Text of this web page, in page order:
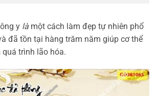
y là một cách làm đẹp tự nhiên phổ
đã tồn tại hàng trăm năm giúp cơ thể
trình lão hóa.